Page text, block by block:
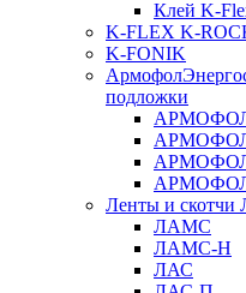
Клей K-
K-FLEX K-
K-FONIK
Армофол
подложки
АРМОФОЛ
Ленты и
ЛАМС
ЛАМС-Н
ЛАС